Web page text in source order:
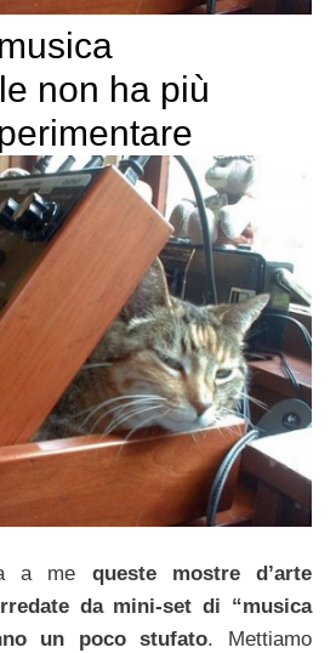
non ha più
a me queste mostre d’arte
da mini-set di “musica
un poco stufato. Mettiamo